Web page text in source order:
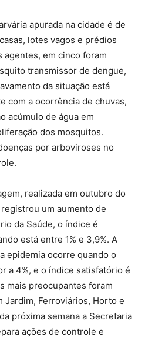
apurada na cidade é de
lotes vagos e prédios
em cinco foram
transmissor de dengue,
da situação está
com a ocorrência de chuvas,
acúmulo de água em
dos mosquitos.
por arboviroses no
realizada em outubro do
um aumento de
da Saúde, o índice é
está entre 1% e 3,9%. A
epidemia ocorre quando o
a 4%, e o índice satisfatório é
mais preocupantes foram
Jardim, Ferroviários, Horto e
próxima semana a Secretaria
ações de controle e